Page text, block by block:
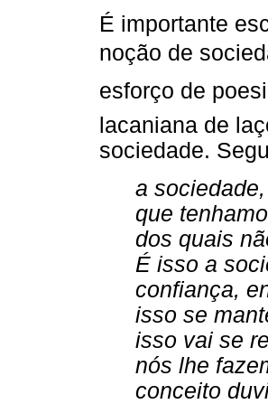
É importante
noção de
esforço de
lacaniana de
sociedade.
a
que
dos quais
É isso a
confiança,
isso se
isso vai se
nós lhe
conceito